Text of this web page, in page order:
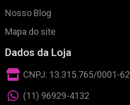
Nosso Blog
Mapa do site
Dados da Loja
CNPJ: 13.315.765/0001-62
(11) 96929-4132